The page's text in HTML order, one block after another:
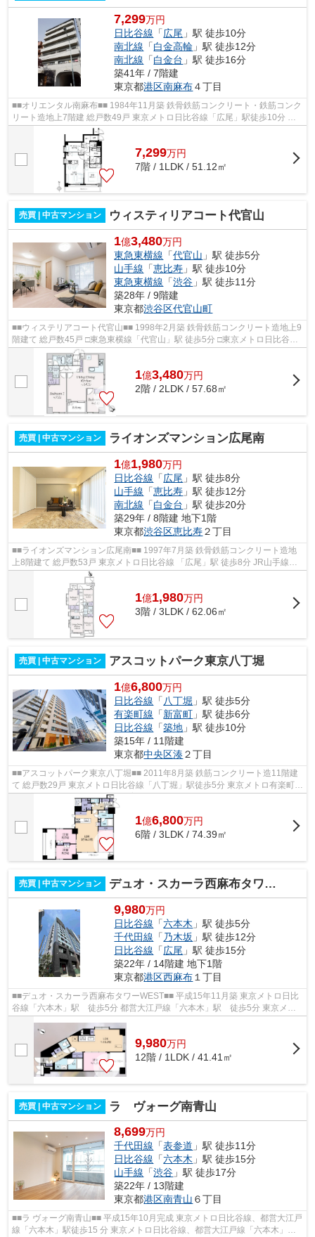
7,299万円
日比谷線 「広尾 」駅 徒歩10分
南北線 「白金高輪 」駅 徒歩12分
南北線 「白金台 」駅 徒歩16分
築41年 / 7階建
東京都港区南麻布４丁目
■■オリエンタル南麻布■■ 1984年11月築 鉄骨鉄筋コンクリート・鉄筋コンク
リート造地上7階建 総戸数49戸 東京メトロ日比谷線「広尾」駅徒歩10分 都
営三田線・南北線「白金高輪」駅徒...
7,299万円
7階 / 1LDK / 51.12㎡
売買 | 中古マンション ウィスティリアコート代官山
1億3,480万円
東急東横線 「代官山 」駅 徒歩5分
山手線 「恵比寿 」駅 徒歩10分
東急東横線 「渋谷 」駅 徒歩11分
築28年 / 9階建
東京都渋谷区代官山町
■■ウィステリアコート代官山■■ 1998年2月築 鉄骨鉄筋コンクリート造地上9
階建て 総戸数45戸 □東急東横線「代官山」駅 徒歩5分 □東京メトロ日比谷線
「恵比寿」駅 徒歩10分 □JR山手線...
1億3,480万円
2階 / 2LDK / 57.68㎡
売買 | 中古マンション ライオンズマンション広尾南
1億1,980万円
日比谷線 「広尾 」駅 徒歩8分
山手線 「恵比寿 」駅 徒歩12分
南北線 「白金台 」駅 徒歩20分
築29年 / 8階建 地下1階
東京都渋谷区恵比寿２丁目
■■ライオンズマンション広尾南■■ 1997年7月築 鉄骨鉄筋コンクリート造地
上8階建て 総戸数53戸 東京メトロ日比谷線 「広尾」駅 徒歩8分 JR山手線
1億1,980万円
3階 / 3LDK / 62.06㎡
売買 | 中古マンション アスコットパーク東京八丁堀
1億6,800万円
日比谷線 「 八丁堀 」駅 徒歩5分
有楽町線 「新富町 」駅 徒歩6分
日比谷線 「築地 」駅 徒歩10分
築15年 / 11階建
東京都中央区湊２丁目
■■アスコットパーク東京八丁堀■■ 2011年8月築 鉄筋コンクリート造11階建
て 総戸数29戸 東京メトロ日比谷線「八丁堀」駅徒歩5分 東京メトロ有楽町線
「新富町」駅徒歩6分 ペット飼育...
1億6,800万円
6階 / 3LDK / 74.39㎡
売買 | 中古マンション デュオ・スカーラ西麻布タワーWEST
9,980万円
日比谷線 「六本木 」駅 徒歩5分
千代田線 「 乃木坂 」駅 徒歩12分
日比谷線 「広尾 」駅 徒歩15分
築22年 / 14階建 地下1階
東京都港区西麻布 １丁目
■■デュオ・スカーラ西麻布タワーWEST■■ 平成15年11月築 東京メトロ日比
谷線「六本木」駅 徒歩5分 都営大江戸線「六本木」駅 徒歩5分 東京メト
ロ千代田線「乃木坂」駅 徒歩12分 ...
9,980万円
12階 / 1LDK / 41.41㎡
売買 | 中古マンション ラ ヴォーグ南青山
8,699万円
千代田線 「表参道 」駅 徒歩11分
日比谷線 「六本木 」駅 徒歩15分
山手線 「渋谷 」駅 徒歩17分
築22年 / 13階建
東京都港区南青山 ６丁目
■■ラ ヴォーグ南青山■■ 平成15年10月完成 東京メトロ日比谷線、都営大江戸
線「六本木」駅徒歩15 分 東京メトロ日比谷線、都営大江戸線「六本木」駅